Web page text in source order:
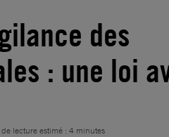
des
: une loi
lecture estimé : 4 minutes